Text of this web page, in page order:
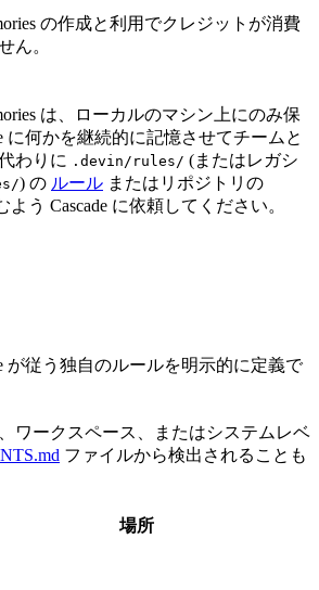
の作成と利用でクレジットが消費
ん。
は、ローカルのマシン上にのみ保
に何かを継続的に記憶させてチームと
わりに .devin/rules/ (またはレガシ
) の ルール またはリポジトリの
よう Cascade に依頼してください。
が従う独自のルールを明示的に定義で
ワークスペース、またはシステムレベ
ファイルから検出されることも
場所